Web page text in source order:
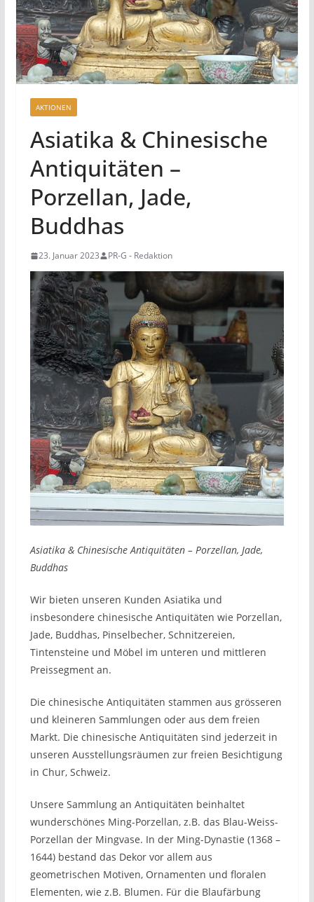
AKTIONEN
Asiatika & Chinesische
Antiquitäten –
Porzellan, Jade,
Buddhas
23. Januar 2023 PR-G - Redaktion
Asiatika & Chinesische Antiquitäten – Porzellan, Jade,
Buddhas
Wir bieten unseren Kunden Asiatika und
insbesondere chinesische Antiquitäten wie Porzellan,
Jade, Buddhas, Pinselbecher, Schnitzereien,
Tintensteine und Möbel im unteren und mittleren
Preissegment an.
Die chinesische Antiquitäten stammen aus grösseren
und kleineren Sammlungen oder aus dem freien
Markt. Die chinesische Antiquitäten sind jederzeit in
unseren Ausstellungsräumen zur freien Besichtigung
in Chur, Schweiz.
Unsere Sammlung an Antiquitäten beinhaltet
wunderschönes Ming-Porzellan, z.B. das Blau-Weiss-
Porzellan der Mingvase. In der Ming-Dynastie (1368 –
1644) bestand das Dekor vor allem aus
geometrischen Motiven, Ornamenten und floralen
Elementen, wie z.B. Blumen. Für die Blaufärbung